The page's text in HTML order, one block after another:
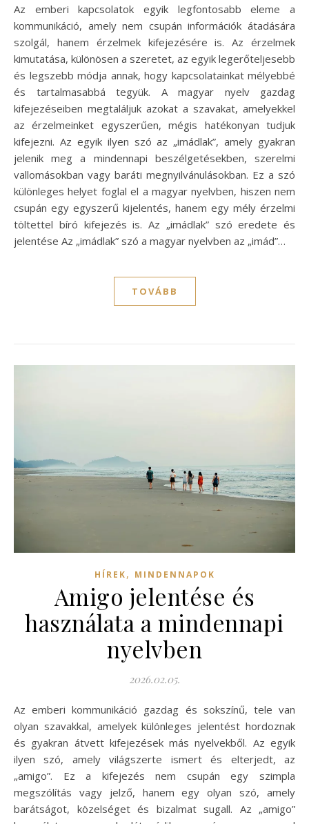
Az emberi kapcsolatok egyik legfontosabb eleme a
kommunikáció, amely nem csupán információk átadására
szolgál, hanem érzelmek kifejezésére is. Az érzelmek
kimutatása, különösen a szeretet, az egyik legerőteljesebb
és legszebb módja annak, hogy kapcsolatainkat mélyebbé
és tartalmasabbá tegyük. A magyar nyelv gazdag
kifejezéseiben megtaláljuk azokat a szavakat, amelyekkel
az érzelmeinket egyszerűen, mégis hatékonyan tudjuk
kifejezni. Az egyik ilyen szó az „imádlak”, amely gyakran
jelenik meg a mindennapi beszélgetésekben, szerelmi
vallomásokban vagy baráti megnyilvánulásokban. Ez a szó
különleges helyet foglal el a magyar nyelvben, hiszen nem
csupán egy egyszerű kijelentés, hanem egy mély érzelmi
töltettel bíró kifejezés is. Az „imádlak” szó eredete és
jelentése Az „imádlak” szó a magyar nyelvben az „imád”…
TOVÁBB
HÍREK, MINDENNAPOK
Amigo jelentése és
használata a mindennapi
nyelvben
2026.02.05.
Az emberi kommunikáció gazdag és sokszínű, tele van
olyan szavakkal, amelyek különleges jelentést hordoznak
és gyakran átvett kifejezések más nyelvekből. Az egyik
ilyen szó, amely világszerte ismert és elterjedt, az
„amigo”. Ez a kifejezés nem csupán egy szimpla
megszólítás vagy jelző, hanem egy olyan szó, amely
barátságot, közelséget és bizalmat sugall. Az „amigo”